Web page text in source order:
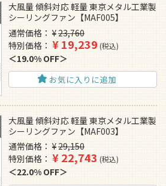
大風量 傾斜対応 軽量 東京メタル工業製
シーリングファン【MAF005】
通常価格
¥23,760
特別価格
¥19,239 税込
19.0% OFF
お気に入りに追加
大風量 傾斜対応 軽量 東京メタル工業製
シーリングファン【MAF003】
通常価格
¥29,150
特別価格
¥22,743 税込
22.0% OFF